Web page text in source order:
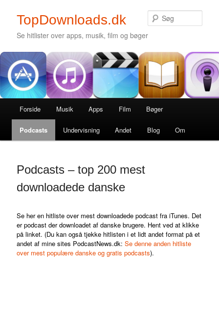
TopDownloads.dk
Se hitlister over apps, musik, film og bøger
Secondary menu
Fortsæt til primært indhold
Fortsæt til sekundært indhold
Fortsæt til primært indhold
Fortsæt til sekundært indhold
Forside Musik Apps Film Bøger
Podcasts Undervisning Andet Blog Om
Podcasts – top 200 mest
downloadede danske
Se her en hitliste over mest downloadede podcast fra iTunes. Det
er podcast der downloadet af danske brugere. Hent ved at klikke
på linket. (Du kan også tjekke hitlisten i et lidt andet format på et
andet af mine sites PodcastNews.dk:Se denne anden hitliste
over mest populære danske og gratis podcasts).